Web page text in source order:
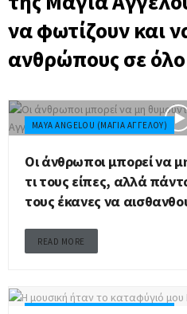
να φωτίζουν και
ανθρώπους σε
MAYA ANGELOU (ΜΆΓΙΑ ΑΓΓΈΛΟΥ)
Οι άνθρωποι μπορεί να
τι τους είπες, αλλά
τους έκανες να
READ MORE